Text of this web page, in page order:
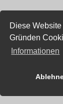
Diese
Gründen
Informationen